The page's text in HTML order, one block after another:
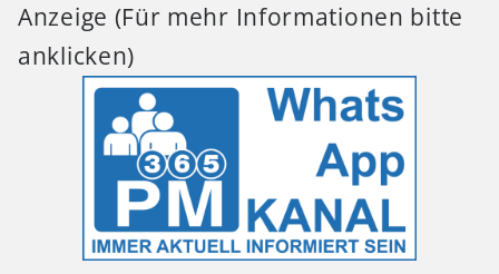
Anzeige (Für mehr Informationen bitte
anklicken)